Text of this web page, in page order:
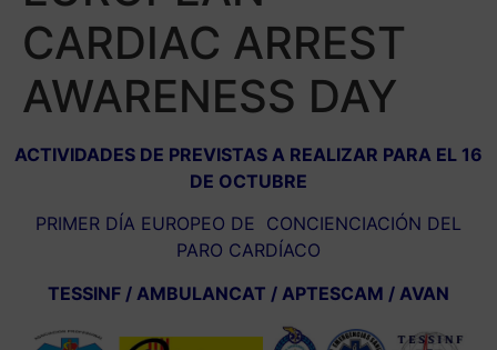
CARDIAC ARREST
AWARENESS DAY
ACTIVIDADES DE PREVISTAS A REALIZAR PARA EL 16
DE OCTUBRE
PRIMER DÍA EUROPEO DE CONCIENCIACIÓN DEL
PARO CARDÍACO
TESSINF / AMBULANCAT / APTESCAM / AVAN